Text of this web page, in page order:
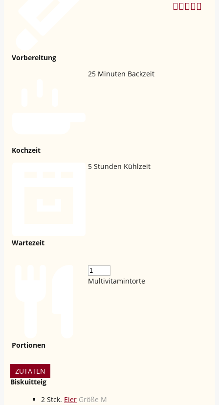
Vorbereitung
Kochzeit
25 Minuten Backzeit
Wartezeit
5 Stunden Kühlzeit
Portionen
Multivitamintorte
ZUTATEN
Biskuitteig
2 Stck. Eier Größe M